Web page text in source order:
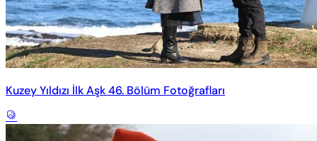
Kuzey Yıldızı İlk Aşk 46. Bölüm Fotoğrafları